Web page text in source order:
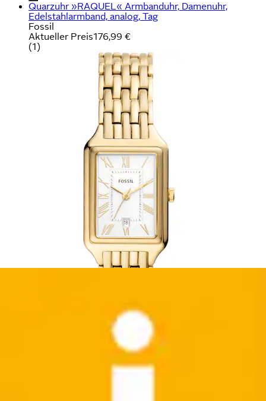
Quarzuhr »RAQUEL« Armbanduhr, Damenuhr,
Edelstahlarmband, analog, Tag
Fossil
Aktueller Preis176,99 €
(1)
Fingerring »Schmuck Geschenk Edelstahl Ring